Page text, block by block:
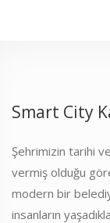
Smart City
Şehrimizin tarihi
vermiş olduğu
modern bir
insanların